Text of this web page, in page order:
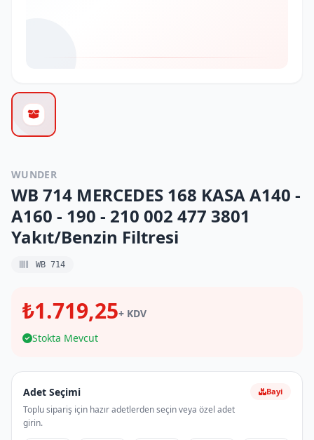
WUNDER
WB 714 MERCEDES 168 KASA A140 -
A160 - 190 - 210 002 477 3801
Yakıt/Benzin Filtresi
WB 714
₺1.719,25+ KDV
Stokta Mevcut
Adet Seçimi
Toplu sipariş için hazır adetlerden seçin veya özel adet
girin.
Bayi